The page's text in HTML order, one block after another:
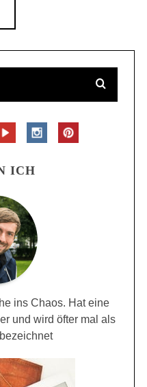
ICH
ins Chaos. Hat eine
und wird öfter mal als